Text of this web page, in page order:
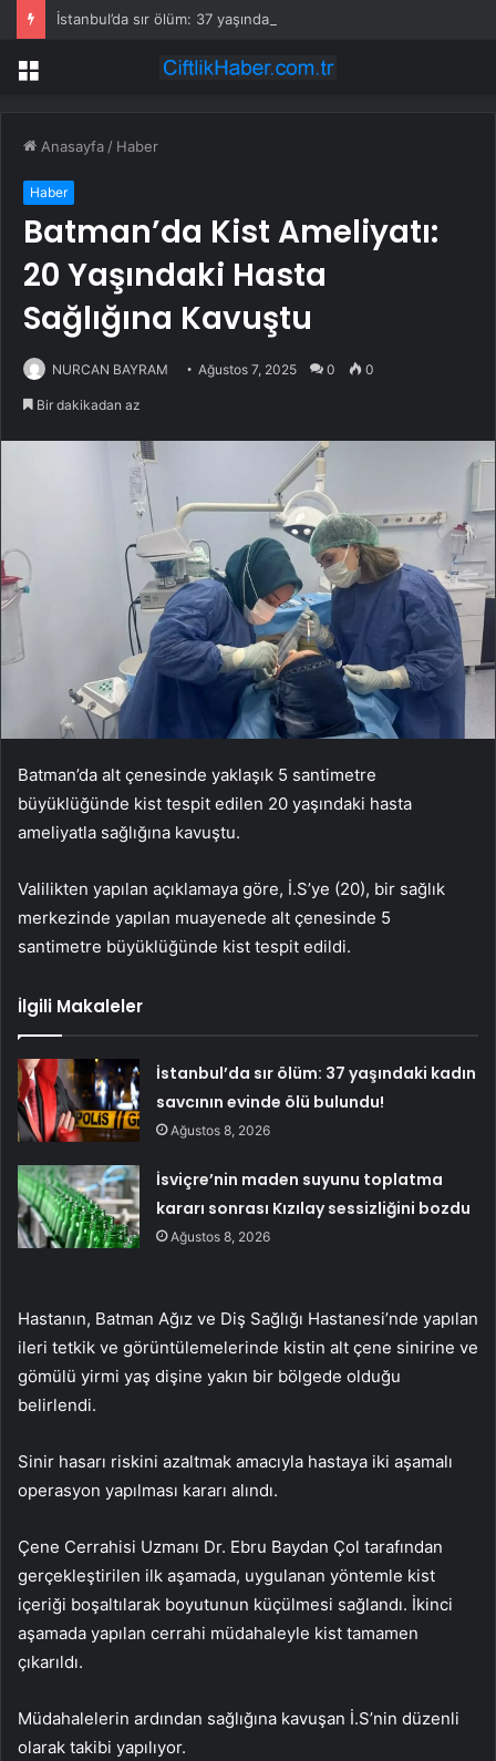
Menü
Anasayfa / Haber
Haber
Batman’da Kist Ameliyatı:
20 Yaşındaki Hasta
Sağlığına Kavuştu
NURCAN BAYRAM Ağustos 7, 2025 0 0
Bir dakikadan az
Batman’da alt çenesinde yaklaşık 5 santimetre
büyüklüğünde kist tespit edilen 20 yaşındaki hasta
ameliyatla sağlığına kavuştu.
Valilikten yapılan açıklamaya göre, İ.S’ye (20), bir sağlık
merkezinde yapılan muayenede alt çenesinde 5
santimetre büyüklüğünde kist tespit edildi.
İlgili Makaleler
İstanbul’da sır ölüm: 37 yaşındaki kadın
savcının evinde ölü bulundu!
Ağustos 8, 2026
İsviçre’nin maden suyunu toplatma
kararı sonrası Kızılay sessizliğini bozdu
Ağustos 8, 2026
Hastanın, Batman Ağız ve Diş Sağlığı Hastanesi’nde yapılan
ileri tetkik ve görüntülemelerinde kistin alt çene sinirine ve
gömülü yirmi yaş dişine yakın bir bölgede olduğu
belirlendi.
Sinir hasarı riskini azaltmak amacıyla hastaya iki aşamalı
operasyon yapılması kararı alındı.
Çene Cerrahisi Uzmanı Dr. Ebru Baydan Çol tarafından
gerçekleştirilen ilk aşamada, uygulanan yöntemle kist
içeriği boşaltılarak boyutunun küçülmesi sağlandı. İkinci
aşamada yapılan cerrahi müdahaleyle kist tamamen
çıkarıldı.
Müdahalelerin ardından sağlığına kavuşan İ.S’nin düzenli
olarak takibi yapılıyor.